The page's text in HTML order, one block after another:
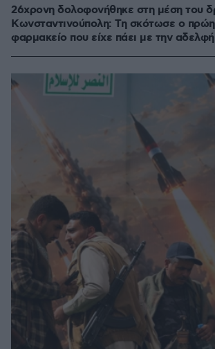
26χρονη δολοφονήθηκε στη μέση του
Κωνσταντινούπολη: Τη σκότωσε ο
φαρμακείο που είχε πάει με την